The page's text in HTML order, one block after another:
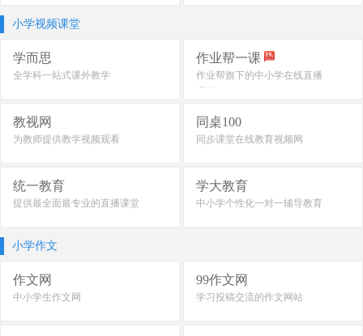
小学视频课堂
学而思
全学科一站式课外教学
作业帮一课
作业帮旗下的中小学在线直播
教视网
为教师提供教学视频观看
同桌100
同步课堂在线教育视频网
统一教育
提供最全面最专业的直播课堂
学大教育
中小学个性化一对一辅导教育
小学作文
作文网
中小学生作文网
99作文网
学习投稿交流的作文网站